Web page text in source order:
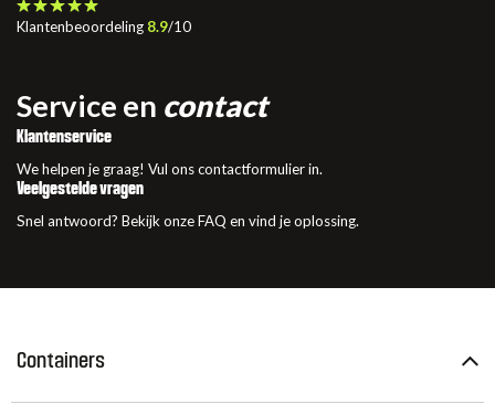
Klantenbeoordeling 8.9/10
Service en contact
Klantenservice
We helpen je graag! Vul ons contactformulier in.
Veelgestelde vragen
Snel antwoord? Bekijk onze FAQ en vind je oplossing.
Containers